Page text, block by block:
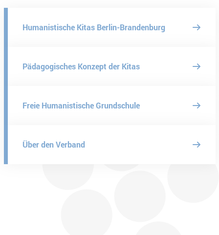
Humanistische Kitas Berlin-Brandenburg
Pädagogisches Konzept der Kitas
Freie Humanistische Grundschule
Über den Verband